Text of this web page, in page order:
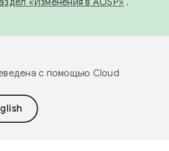
«Изменения в AOSP» .
с помощью Cloud